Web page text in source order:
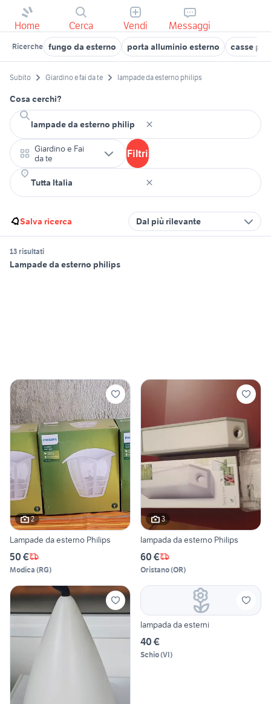
Home Cerca Vendi Messaggi
Ricerche fungo da esterno porta alluminio esterno casse
Subito Giardino e fai da te lampade da esterno philips
Cosa cerchi?
Giardino e Fai
da te
Filtri
Salva ricerca Dal più rilevante
13 risultati
Lampade da esterno philips
2
Lampade da esterno Philips
50 €
Modica (RG)
3
lampada da esterno Philips
60 €
Oristano(OR)
lampada da esterni
40 €
Schio(VI)